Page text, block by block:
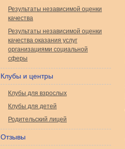
Результаты независимой оценки
качества
Результаты независимой оценки
качества оказания услуг
организациями социальной
сферы
Клубы и центры
Клубы для взрослых
Клубы для детей
Родительский лицей
Отзывы